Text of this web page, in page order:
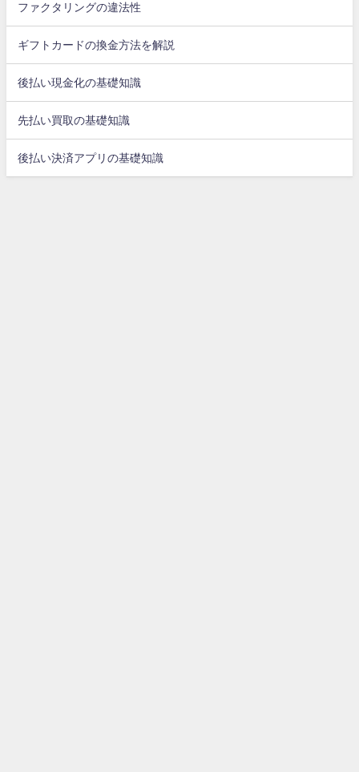
ファクタリングの違法性
ギフトカードの換金方法を解説
後払い現金化の基礎知識
先払い買取の基礎知識
後払い決済アプリの基礎知識